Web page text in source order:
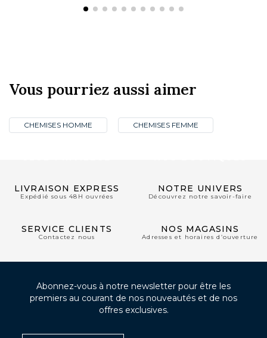
Vous pourriez aussi aimer
CHEMISES HOMME CHEMISES FEMME
LIVRAISON EXPRESS
Expédié sous 48H ouvrées
NOTRE UNIVERS
Découvrez notre savoir-faire
SERVICE CLIENTS
Contactez nous
NOS MAGASINS
Adresses et horaires d’ouverture
Abonnez-vous à notre newsletter pour être les
premiers au courant de nos nouveautés et de nos
offres exclusives.